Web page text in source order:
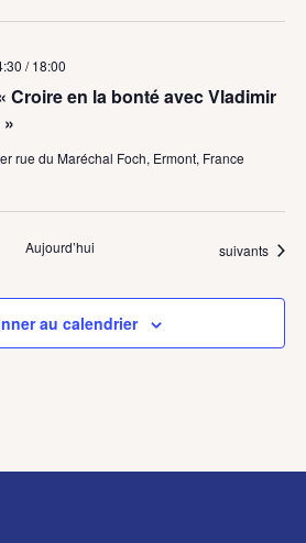
Croire en la bonté avec Vladimir
/18:00
rue du Maréchal Foch, Ermont, France
Aujourd’hui Évènements
suivants
au calendrier